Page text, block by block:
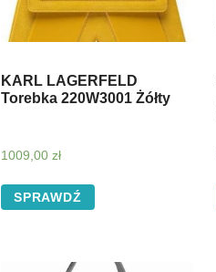
KARL LAGERFELD
Torebka 220W3001 Żółty
1009,00 zł
SPRAWDŹ